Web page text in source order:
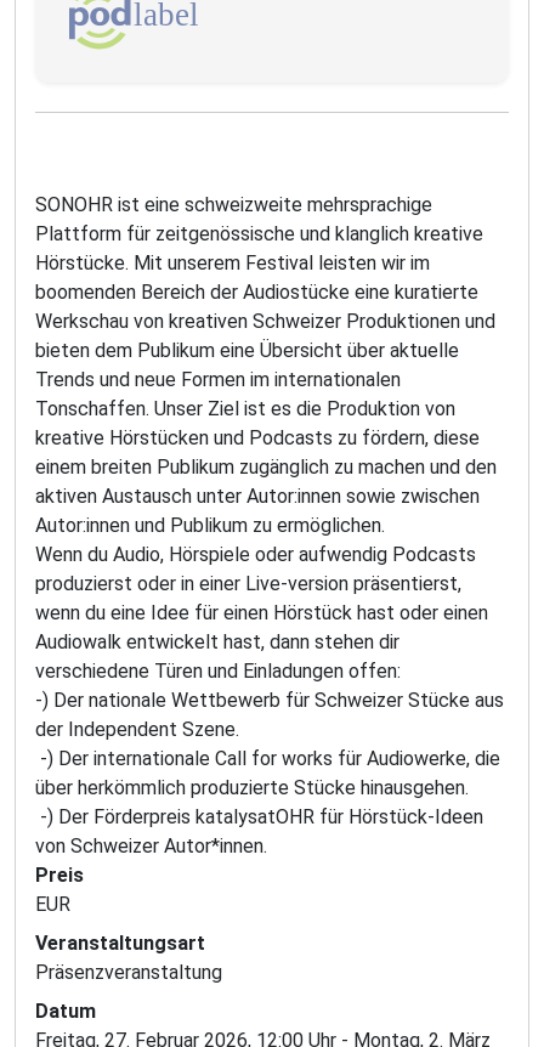
SONOHR ist eine schweizweite mehrsprachige
Plattform für zeitgenössische und klanglich kreative
Hörstücke. Mit unserem Festival leisten wir im
boomenden Bereich der Audiostücke eine kuratierte
Werkschau von kreativen Schweizer Produktionen und
bieten dem Publikum eine Übersicht über aktuelle
Trends und neue Formen im internationalen
Tonschaffen. Unser Ziel ist es die Produktion von
kreative Hörstücken und Podcasts zu fördern, diese
einem breiten Publikum zugänglich zu machen und den
aktiven Austausch unter Autor:innen sowie zwischen
Autor:innen und Publikum zu ermöglichen.
Wenn du Audio, Hörspiele oder aufwendig Podcasts
produzierst oder in einer Live-version präsentierst,
wenn du eine Idee für einen Hörstück hast oder einen
Audiowalk entwickelt hast, dann stehen dir
verschiedene Türen und Einladungen offen:
-) Der nationale Wettbewerb für Schweizer Stücke aus
der Independent Szene.
-) Der internationale Call for works für Audiowerke, die
über herkömmlich produzierte Stücke hinausgehen.
-) Der Förderpreis katalysatOHR für Hörstück-Ideen
von Schweizer Autor*innen.
Preis
EUR
Veranstaltungsart
Präsenzveranstaltung
Datum
Freitag, 27. Februar 2026, 12:00 Uhr - Montag, 2. März